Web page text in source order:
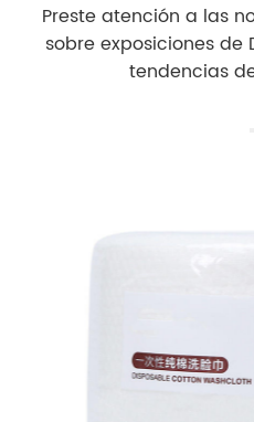
Preste atención a las
sobre exposiciones
tendencias